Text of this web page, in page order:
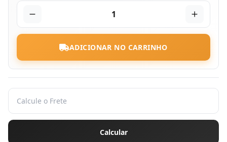
1
ADICIONAR NO CARRINHO